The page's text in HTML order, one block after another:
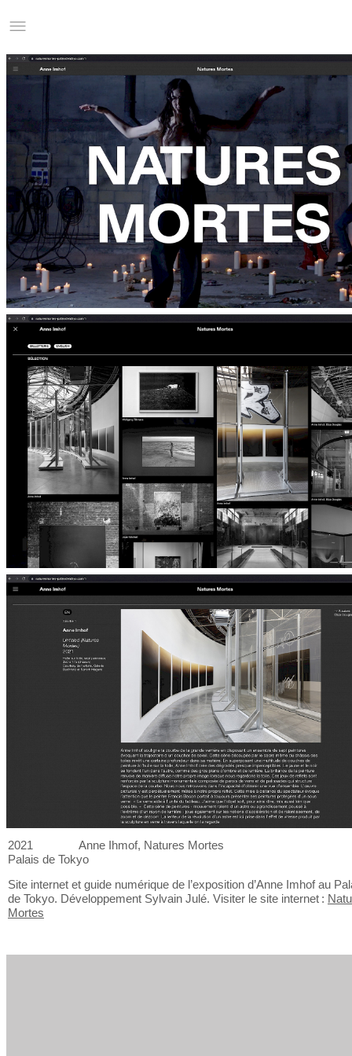
2021
Anne Ihmof, Natures Mortes
Palais de Tokyo
Site internet et guide numérique de l’exposition d’Anne Imhof au
de Tokyo. Développement Sylvain Julé. Visiter le site internet :
Mortes